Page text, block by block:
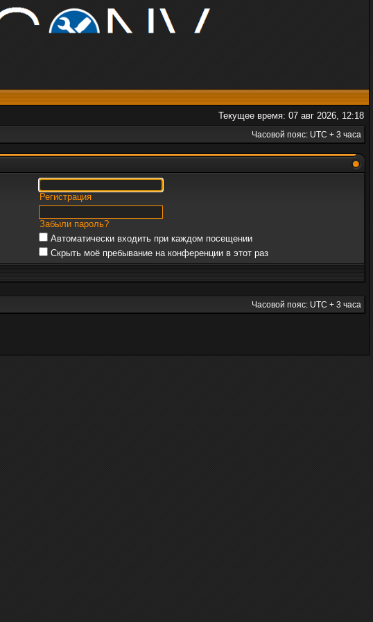
Текущее время: 07 авг 2026, 12:18
Часовой пояс: UTC + 3 часа
Регистрация
Забыли пароль?
Автоматически входить при каждом посещении
Скрыть моё пребывание на конференции в этот раз
Часовой пояс: UTC + 3 часа